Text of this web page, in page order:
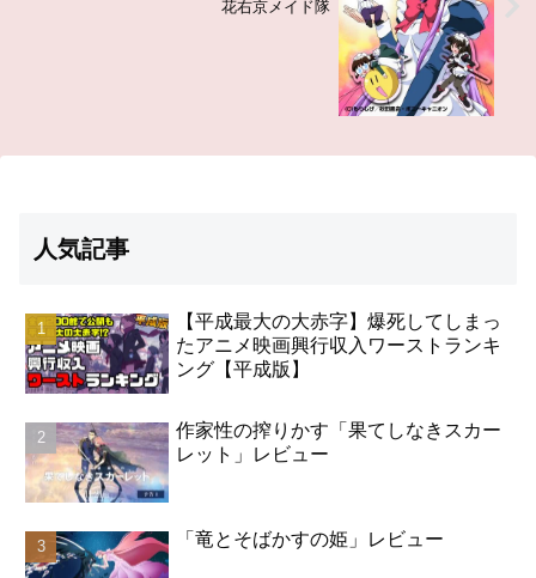
花右京メイド隊
人気記事
【平成最大の大赤字】爆死してしまっ
たアニメ映画興行収入ワーストランキ
ング【平成版】
作家性の搾りかす「果てしなきスカー
レット」レビュー
「竜とそばかすの姫」レビュー